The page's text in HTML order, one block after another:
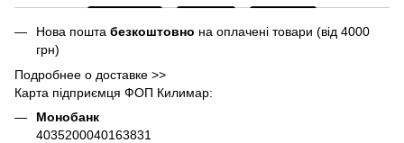
Нова пошта безкоштовно на оплачені товари (від 4000
грн)
Подробнее о доставке >>
Карта підприємця ФОП Килимар:
Монобанк
4035200040163831